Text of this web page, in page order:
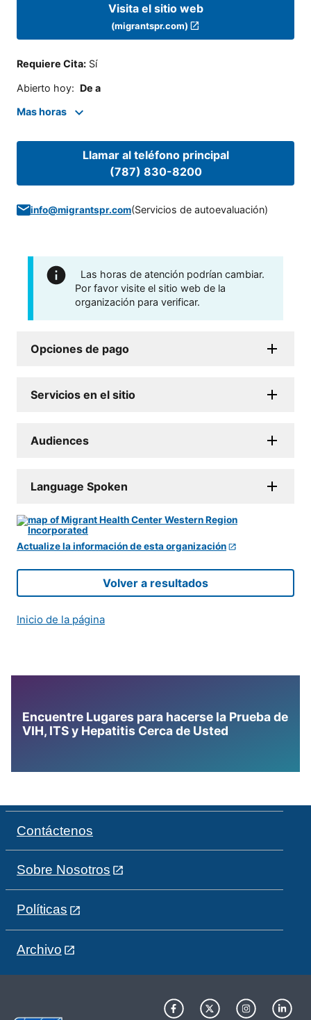
Visita el sitio web
(migrantspr.com)
Requiere Cita: Sí
Abierto hoy: De a
Mas horas
Llamar al teléfono principal
(787) 830-8200
info@migrantspr.com(Servicios de autoevaluación)
Las horas de atención podrían cambiar.
Por favor visite el sitio web de la
organización para verificar.
Opciones de pago
Servicios en el sitio
Audiences
Language Spoken
Actualize la información de esta organización
Volver a resultados
Inicio de la página
Encuentre Lugares para hacerse la Prueba de
VIH, ITS y Hepatitis Cerca de Usted
Contáctenos
Sobre Nosotros
Políticas
Archivo